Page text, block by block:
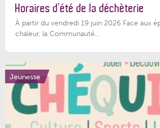
Horaires d’été de la déchèterie
À partir du vendredi 19 juin 2026 Face aux
chaleur, la Communauté...
Jeunesse